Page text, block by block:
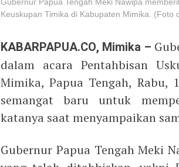
Keuskupan Timika di Kabupaten Mimika. (Foto
KABARPAPUA.CO, Mimika –
dalam acara Pentahbisan
Mimika, Papua Tengah, Rabu,
semangat baru untuk
katanya saat menyampaikan
Gubernur Papua Tengah Meki